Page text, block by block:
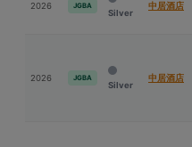
2026 JGBA
Silver
中居酒店
2026 JGBA
Silver
中居酒店